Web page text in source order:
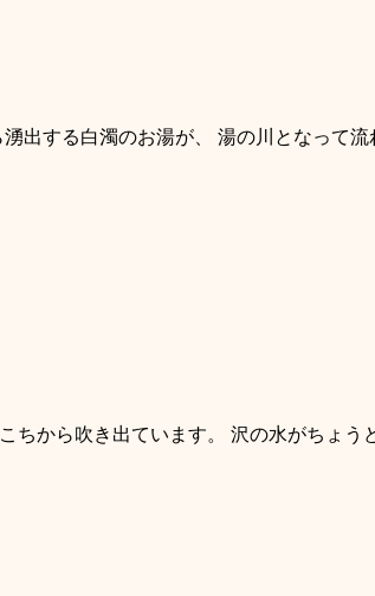
出する白濁のお湯が、 湯の川となって
ちから吹き出ています。 沢の水がちょ